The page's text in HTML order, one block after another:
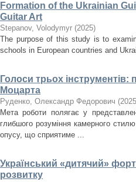
Formation of the Ukrainian
Guitar Art
Stepanov, Volodymyr (2025)
The purpose of this study is to
schools in European countries and
Голоси трьох інструментів:
Моцарта
Руденко, Олександр Федорович (2025
Мета роботи полягає у
глибшого розуміння камерного
опусу, що сприятиме ...
Український «дитячий»
розвитку